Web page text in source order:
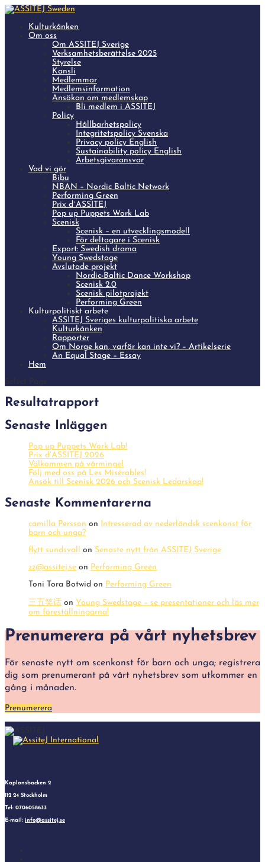
Kulturkånken
Om oss
Om ASSITEJ Sverige
Verksamhetsberättelse 2025
Styrelse
Kansli
Medlemmar
Medlemsinformation
Ansökan om medlemskap
Bli medlem i ASSITEJ
Policy
Hållbarhetspolicy
Integritetspolicy Svenska
Privacy policy English
Sustainability policy English
Arbetsgivaransvar
Vad vi gör
Bibu
NBAN – Nordic Baltic Network
Performing Green
Prix d´ASSITEJ
Pop up Puppets Work Lab
Scenisk
Scenisk – en utvecklingsmodell
För deltagare i Scenisk
Export: Swedish drama
Young Swedstage
Avslutade projekt
Nordic-Baltic Dance Workshop
Scenisk 2.0
Scenisk pilotprojekt
Performing Green
Kulturpolitiskt arbete
ASSITEJ Sveriges kulturpolitiska arbete
Kulturkånken
Rapporter
Om Norge kan, varför kan inte vi? – Artikelserie
An Equal Stage – Essay
Hem
Select Page
Resultatrapport
Senaste Inläggen
Pop up Puppets Work Lab!
Prix d’ASSITEJ 2026
Välkommen på vårmingel
Följ med oss på Les Misérables!
Ansök till Scenisk 2026 och Scenisk Ledarskap!
Senaste Kommentarerna
camilla Persson on Intresserad av nederländsk scenkonst för
barn och unga?
flytt sundsvall on Senaste nytt från ASSITEJ Sverige
zz@assitej.se on Performing Green
Toni Tora Botwid on Performing Green
三五笑话 on Young Swedstage – se presentationer och läs mer
om föreställningarna!
Prenumerera på vårt nyhetsbrev
För senaste nytt om scenkonst för barn och unga; registrera
dig som prenumerant på vårt nyhetsbrev som utkommer en
gång i månaden.
Prenumerera
Kaplansbacken 2
112 24 Stockholm
Tel: 0706058633
E-mail: info@assitej.se